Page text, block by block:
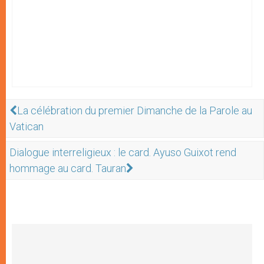
La célébration du premier Dimanche de la Parole au
Vatican
Dialogue interreligieux : le card. Ayuso Guixot rend
hommage au card. Tauran